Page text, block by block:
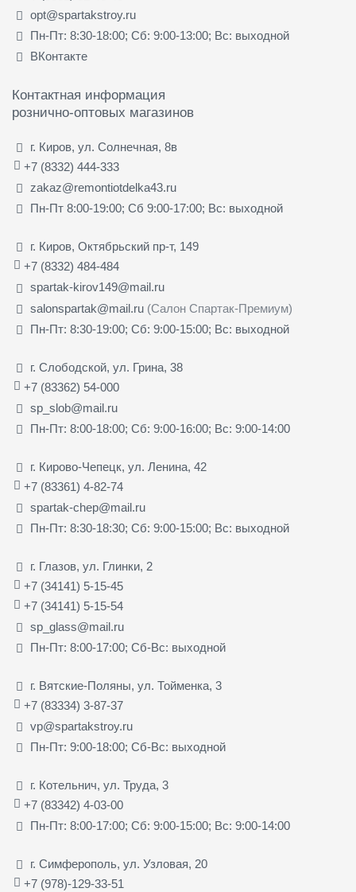
opt@spartakstroy.ru
Пн-Пт: 8:30-18:00; Сб: 9:00-13:00; Вс: выходной
ВКонтакте
Контактная информация
рознично-оптовых магазинов
г. Киров, ул. Солнечная, 8в
+7 (8332) 444-333
zakaz@remontiotdelka43.ru
Пн-Пт 8:00-19:00; Сб 9:00-17:00; Вс: выходной
г. Киров, Октябрьский пр-т, 149
+7 (8332) 484-484
spartak-kirov149@mail.ru
salonspartak@mail.ru (Салон Спартак-Премиум)
Пн-Пт: 8:30-19:00; Сб: 9:00-15:00; Вс: выходной
г. Слободской, ул. Грина, 38
+7 (83362) 54-000
sp_slob@mail.ru
Пн-Пт: 8:00-18:00; Сб: 9:00-16:00; Вс: 9:00-14:00
г. Кирово-Чепецк, ул. Ленина, 42
+7 (83361) 4-82-74
spartak-chep@mail.ru
Пн-Пт: 8:30-18:30; Сб: 9:00-15:00; Вс: выходной
г. Глазов, ул. Глинки, 2
+7 (34141) 5-15-45
+7 (34141) 5-15-54
sp_glass@mail.ru
Пн-Пт: 8:00-17:00; Сб-Вс: выходной
г. Вятские-Поляны, ул. Тойменка, 3
+7 (83334) 3-87-37
vp@spartakstroy.ru
Пн-Пт: 9:00-18:00; Сб-Вс: выходной
г. Котельнич, ул. Труда, 3
+7 (83342) 4-03-00
Пн-Пт: 8:00-17:00; Сб: 9:00-15:00; Вс: 9:00-14:00
г. Симферополь, ул. Узловая, 20
+7 (978)-129-33-51